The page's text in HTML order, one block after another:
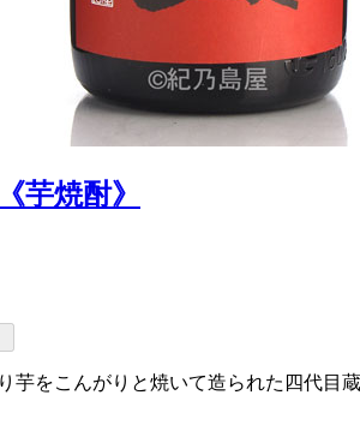
芋焼酎》
芋をこんがりと焼いて造られた四代目